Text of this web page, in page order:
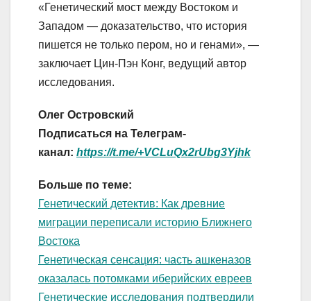
«Генетический мост между Востоком и
Западом — доказательство, что история
пишется не только пером, но и генами», —
заключает Цин-Пэн Конг, ведущий автор
исследования.
Олег Островский
Подписаться на Телеграм-
канал: https://t.me/+VCLuQx2rUbg3Yjhk
Больше по теме:
Генетический детектив: Как древние
миграции переписали историю Ближнего
Востока
Генетическая сенсация: часть ашкеназов
оказалась потомками иберийских евреев
Генетические исследования подтвердили